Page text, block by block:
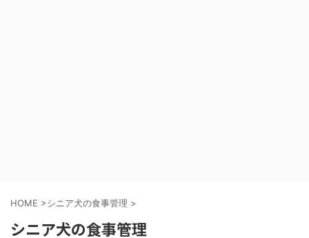
HOME >シニア犬の食事管理 >
シニア犬の食事管理